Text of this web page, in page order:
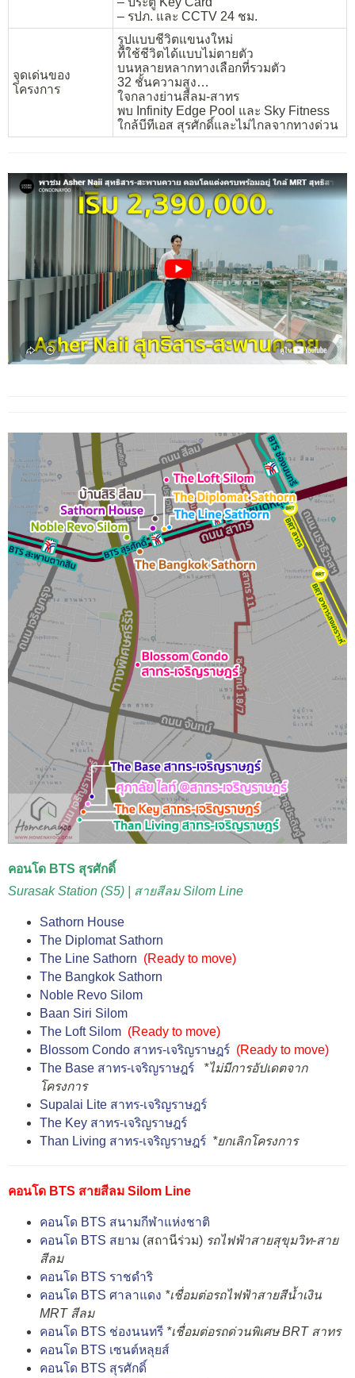
– รปภ. และ CCTV 24 ชม.
จุดเด่นของ
โครงการ
รูปแบบชีวิตแขนงใหม่
ที่ใช้ชีวิตได้แบบไม่ตายตัว
บนหลายหลากทางเลือกที่รวมตัว
32 ชั้นความสูง…
ใจกลางย่านสีลม-สาทร
พบ Infinity Edge Pool และ Sky Fitness
ใกล้บีทีเอส สุรศักดิ์และไม่ไกลจากทางด่วน
คอนโด BTS สุรศักดิ์
Surasak Station (S5) | สายสีลม Silom Line
Sathorn House
The Diplomat Sathorn
The Line Sathorn (Ready to move)
The Bangkok Sathorn
Noble Revo Silom
Baan Siri Silom
The Loft Silom (Ready to move)
Blossom Condo สาทร-เจริญราษฎร์ (Ready to move)
The Base สาทร-เจริญราษฎร์
*ไม่มีการอัปเดตจาก
โครงการ
Supalai Lite สาทร-เจริญราษฎร์
The Key สาทร-เจริญราษฎร์
Than Living สาทร-เจริญราษฎร์ *ยกเลิกโครงการ
คอนโด BTS สายสีลม Silom Line
คอนโด BTS สนามกีฬาแห่งชาติ
คอนโด BTS สยาม (สถานีร่วม) รถไฟฟ้าสายสุขุมวิท-สาย
สีลม
คอนโด BTS ราชดำริ
คอนโด BTS ศาลาแดง *เชื่อมต่อรถไฟฟ้าสายสีน้ำเงิน
MRT สีลม
คอนโด BTS ช่องนนทรี *เชื่อมต่อรถด่วนพิเศษ BRT สาทร
คอนโด BTS เซนต์หลุยส์
คอนโด BTS สุรศักดิ์